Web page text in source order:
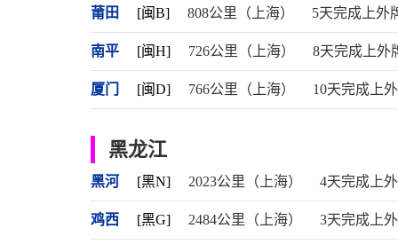
莆田 [闽B] 808公里（上海） 5天完成上外
南平 [闽H] 726公里（上海） 8天完成上外
厦门 [闽D] 766公里（上海） 10天完成上
黑龙江
黑河 [黑N] 2023公里（上海） 4天完成上
鸡西 [黑G] 2484公里（上海） 3天完成上